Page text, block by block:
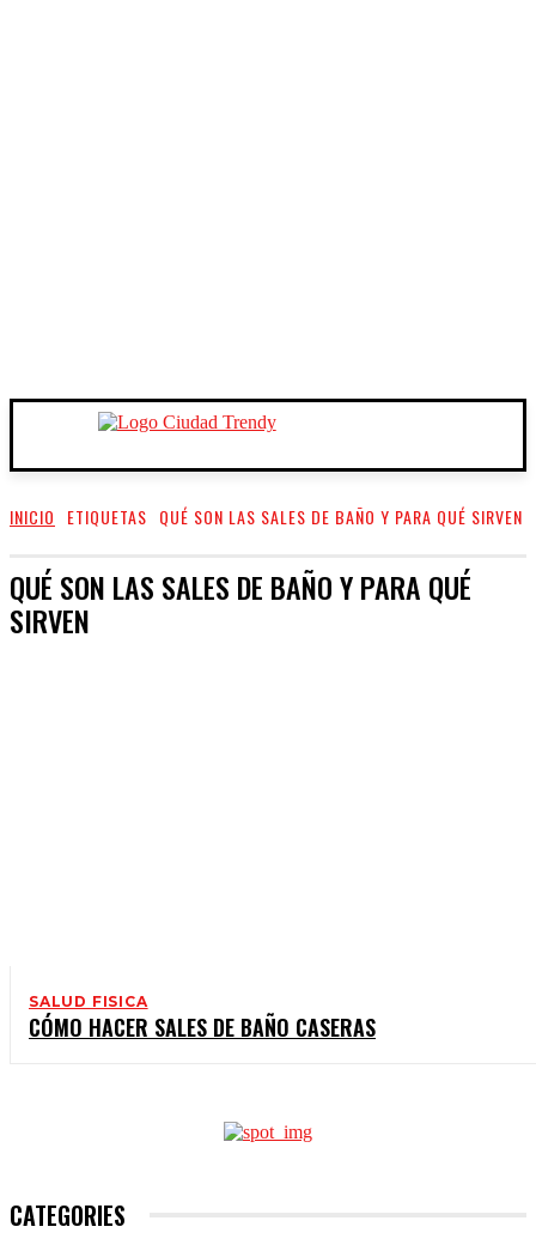
INICIO ETIQUETAS QUÉ SON LAS SALES DE BAÑO Y PARA QUÉ SIRVEN
QUÉ SON LAS SALES DE BAÑO Y PARA QUÉ
SIRVEN
SALUD FISICA
CÓMO HACER SALES DE BAÑO CASERAS
CATEGORIES